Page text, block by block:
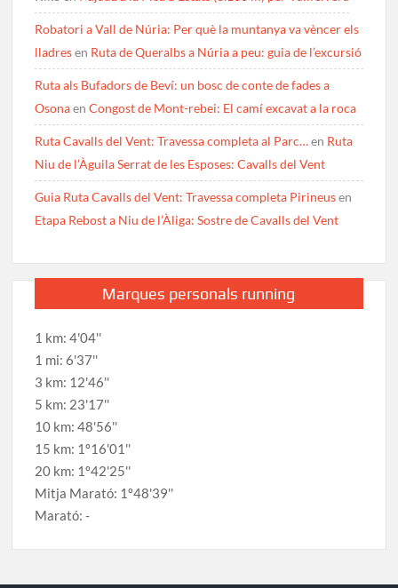
Robatori a Vall de Núria: Per què la muntanya va vèncer els
lladresen Ruta de Queralbs a Núria a peu: guia de l’excursió
Ruta als Bufadors de Beví: un bosc de conte de fades a
OsonaenCongost de Mont-rebei: El camí excavat a la roca
Ruta Cavalls del Vent: Travessa completa al Parc…en Ruta
Niu de l’Àguila Serrat de les Esposes: Cavalls del Vent
Guia Ruta Cavalls del Vent: Travessa completa Pirineusen
Etapa Rebost a Niu de l’Àliga: Sostre de Cavalls del Vent
Marques personals running
1 km: 4'04''
1 mi: 6'37''
3 km: 12'46''
5 km: 23'17''
10 km: 48'56''
15 km: 1º16'01''
20 km: 1º42'25''
Mitja Marató: 1º48'39''
Marató: -